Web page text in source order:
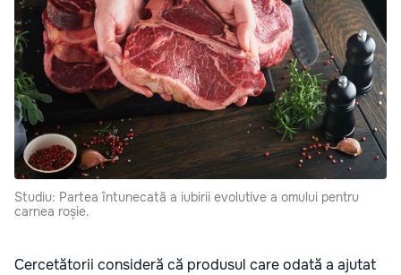
Studiu: Partea întunecată a iubirii evolutive a omului pentru
carnea roșie.
Cercetătorii consideră că produsul care odată a ajutat